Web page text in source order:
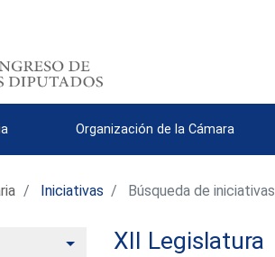
Organización de la Cámara
Iniciativas Búsqueda de iniciativas
AlternarXII Legislatura